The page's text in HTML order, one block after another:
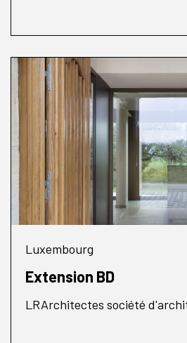
Luxembourg
Extension BD
LRArchitectes société